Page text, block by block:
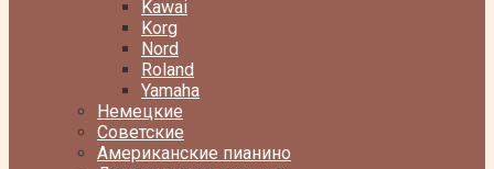
Kawai
Korg
Nord
Roland
Yamaha
Немецкие
Советские
Американские пианино